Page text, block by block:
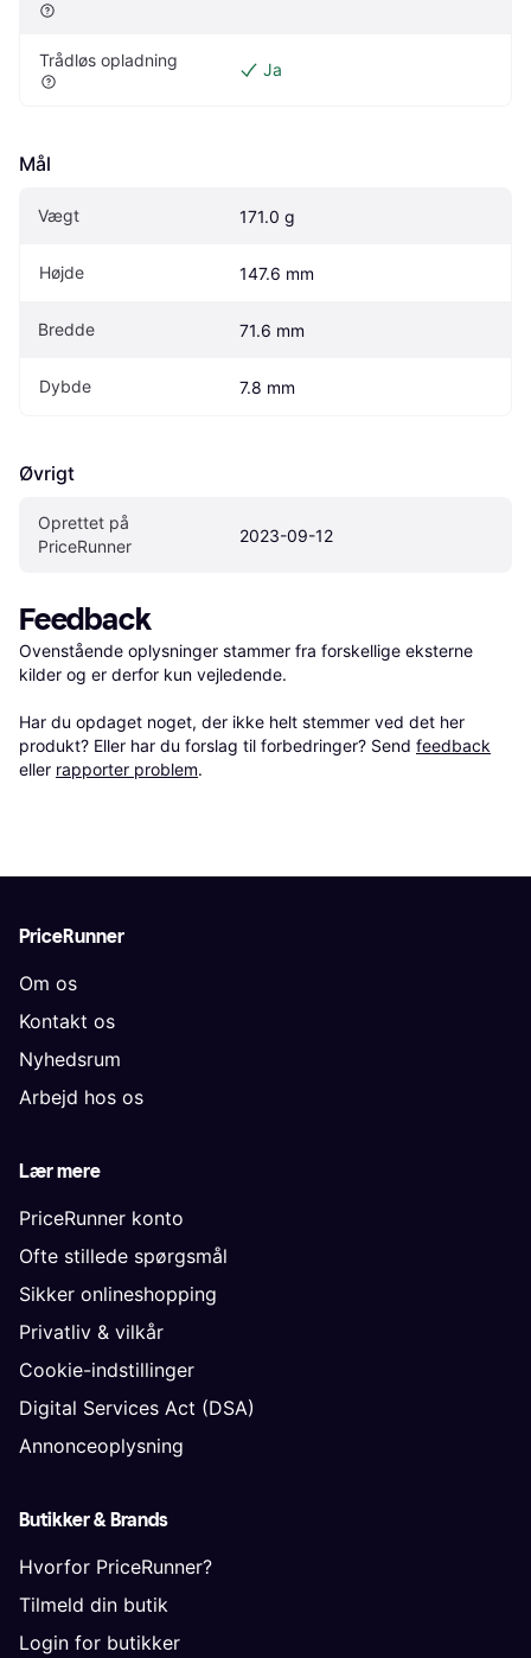
Trådløs opladning Ja
Mål
Vægt 171.0 g
Højde 147.6 mm
Bredde 71.6 mm
Dybde 7.8 mm
Øvrigt
Oprettet på
PriceRunner
2023-09-12
Feedback
Ovenstående oplysninger stammer fra forskellige eksterne
kilder og er derfor kun vejledende.
Har du opdaget noget, der ikke helt stemmer ved det her
produkt? Eller har du forslag til forbedringer? Send feedback
eller rapporter problem.
PriceRunner
Om os
Kontakt os
Nyhedsrum
Arbejd hos os
Lær mere
PriceRunner konto
Ofte stillede spørgsmål
Sikker onlineshopping
Privatliv & vilkår
Cookie-indstillinger
Digital Services Act (DSA)
Annonceoplysning
Butikker & Brands
Hvorfor PriceRunner?
Tilmeld din butik
Login for butikker